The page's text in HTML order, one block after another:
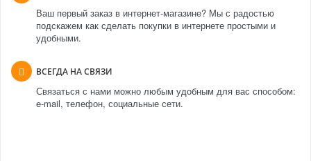
Ваш первый заказ в интернет-магазине? Мы с радостью
подскажем как сделать покупки в интернете простыми и
удобными.
ВСЕГДА НА СВЯЗИ
Связаться с нами можно любым удобным для вас способом:
e-mail, телефон, социальные сети.